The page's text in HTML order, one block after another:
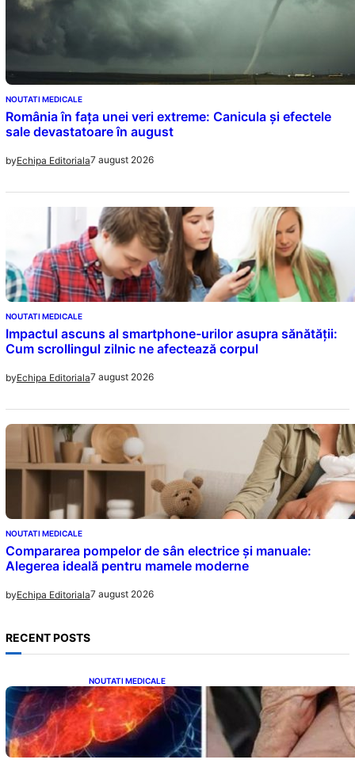
NOUTATI MEDICALE
România în fața unei veri extreme: Canicula și efectele
sale devastatoare în august
byEchipa Editoriala7 august 2026
NOUTATI MEDICALE
Impactul ascuns al smartphone-urilor asupra sănătății:
Cum scrollingul zilnic ne afectează corpul
byEchipa Editoriala7 august 2026
NOUTATI MEDICALE
Compararea pompelor de sân electrice și manuale:
Alegerea ideală pentru mamele moderne
byEchipa Editoriala7 august 2026
RECENT POSTS
NOUTATI MEDICALE
Ficatul Gras: Semnalul Ușor Ignorat de la
Picioare și Importanța Diagnosticării Timpurii